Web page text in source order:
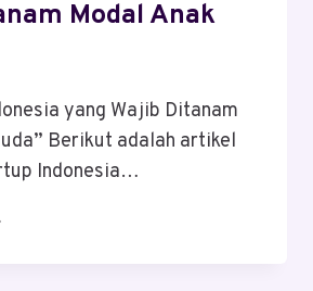
Modal Anak
yang Wajib Ditanam
Berikut adalah artikel
Indonesia…